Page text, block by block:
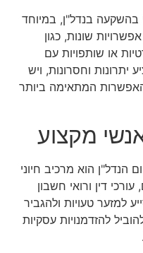
בהשקעה בנדל"ן, במיוחד
שונות, כגון
או שותפויות עם
יתרונות וחסרונות, ויש
המתאימה ביותר
מקצוע
הוא מרכיב חיוני
דין ורואי חשבון
למזער טעויות ולהגביר
להזדמנויות עסקיות